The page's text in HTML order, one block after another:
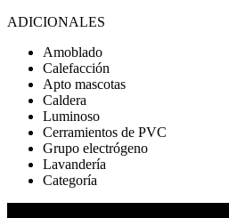
ADICIONALES
Amoblado
Calefacción
Apto mascotas
Caldera
Luminoso
Cerramientos de PVC
Grupo electrógeno
Lavandería
Categoría